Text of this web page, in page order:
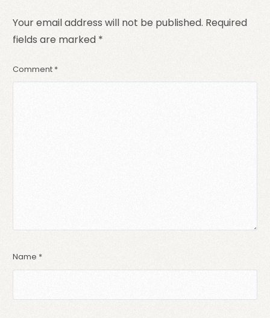
Your email address will not be published. Required
fields are marked *
Comment *
Name *